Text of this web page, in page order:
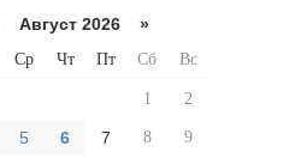
Август 2026 »
Ср Чт Пт Сб Вс
1 2
5 6 7 8 9